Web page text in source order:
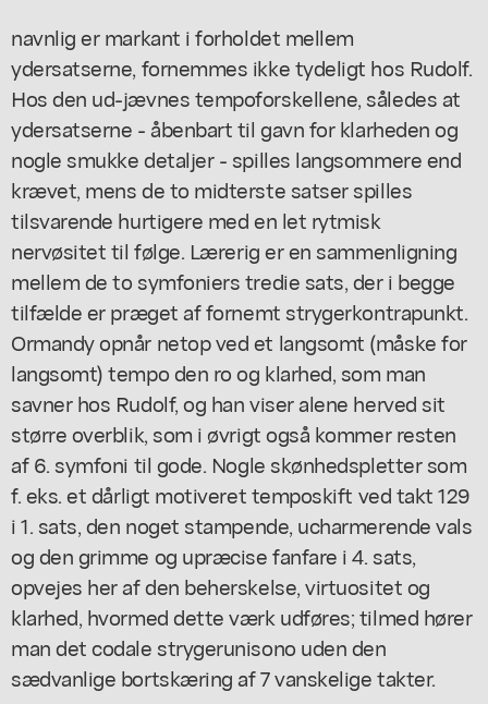
navnlig er markant i forholdet mellem
ydersatserne, fornemmes ikke tydeligt hos Rudolf.
Hos den ud-jævnes tempoforskellene, således at
ydersatserne - åbenbart til gavn for klarheden og
nogle smukke detaljer - spilles langsommere end
krævet, mens de to midterste satser spilles
tilsvarende hurtigere med en let rytmisk
nervøsitet til følge. Lærerig er en sammenligning
mellem de to symfoniers tredie sats, der i begge
tilfælde er præget af fornemt strygerkontrapunkt.
Ormandy opnår netop ved et langsomt (måske for
langsomt) tempo den ro og klarhed, som man
savner hos Rudolf, og han viser alene herved sit
større overblik, som i øvrigt også kommer resten
af 6. symfoni til gode. Nogle skønhedspletter som
f. eks. et dårligt motiveret temposkift ved takt 129
i 1. sats, den noget stampende, ucharmerende vals
og den grimme og upræcise fanfare i 4. sats,
opvejes her af den beherskelse, virtuositet og
klarhed, hvormed dette værk udføres; tilmed hører
man det codale strygerunisono uden den
sædvanlige bortskæring af 7 vanskelige takter.